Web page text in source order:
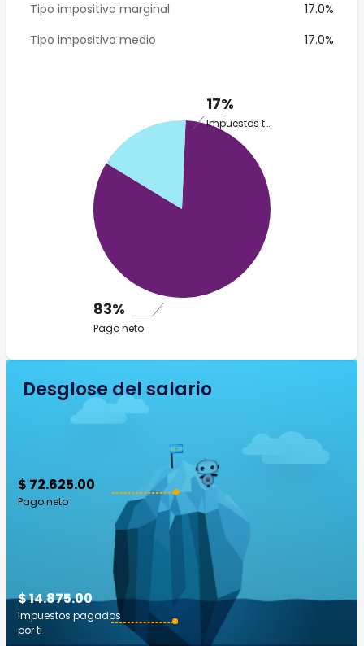
Tipo impositivo marginal
17.0%
Tipo impositivo medio
17.0%
17%
Impuestos totales
83%
Pago neto
Desglose del salario
$ 72.625.00
Pago neto
$ 14.875.00
Impuestos pagados
por ti